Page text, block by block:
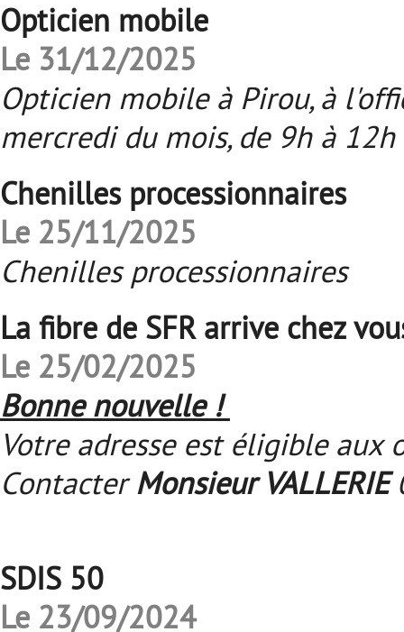
Opticien mobile
Le 31/12/2025
Opticien mobile à Pirou, à
mercredi du mois, de 9h à
Chenilles processionnaires
Le 25/11/2025
Chenilles processionnaires
La fibre de SFR arrive chez
Le 25/02/2025
Bonne nouvelle !
Votre adresse est éligible aux
ContacterMonsieur VALLERIE
SDIS 50
Le 23/09/2024